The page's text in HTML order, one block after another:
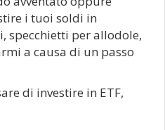
i tuoi soldi in
specchietti per allodole,
a causa di un passo
di investire in ETF,